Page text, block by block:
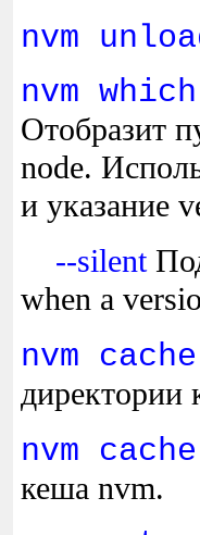
nvm
nvm
Отобразит
node.
и указание
--silent
when a
nvm
директории
nvm
кеша nvm.